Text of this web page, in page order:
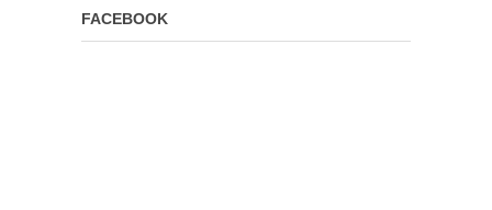
FACEBOOK